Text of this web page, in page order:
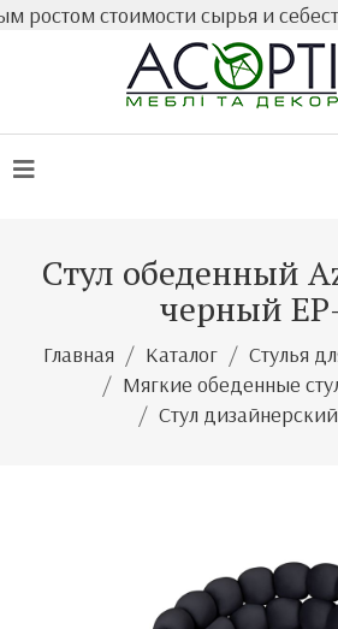
стоимости сырья и
Стул обеденный
черный
Главная Каталог
Стулья
Мягкие обеденные
Стул